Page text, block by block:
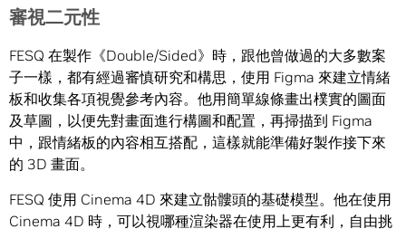
審視二元性
FESQ 在製作《Double/Sided》時，跟他曾做過的大多數案
子一樣，都有經過審慎研究和構思，使用 Figma 來建立情緒
板和收集各項視覺參考內容。他用簡單線條畫出樸實的圖面
及草圖，以便先對畫面進行構圖和配置，再掃描到 Figma
中，跟情緒板的內容相互搭配，這樣就能準備好製作接下來
的 3D 畫面。
FESQ 使用 Cinema 4D 來建立骷髏頭的基礎模型。他在使用
Cinema 4D 時，可以視哪種渲染器在使用上更有利，自由挑